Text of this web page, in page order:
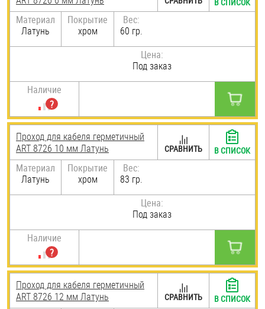
Материал
Латунь
Покрытие
хром
Вес:
60 гр.
Цена:
Под заказ
Наличие
Проход для кабеля герметичный
ART 8726 10 мм Латунь
Материал
Латунь
Покрытие
хром
Вес:
83 гр.
Цена:
Под заказ
Наличие
СРАВНИТЬ В СПИСОК
Проход для кабеля герметичный
ART 8726 12 мм Латунь
СРАВНИТЬ В СПИСОК